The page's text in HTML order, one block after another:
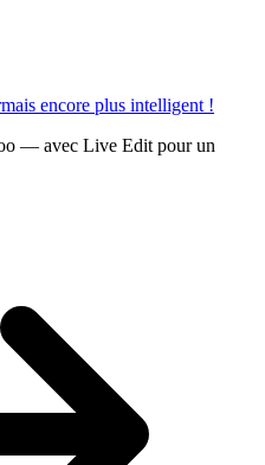
encore plus intelligent !
— avec Live Edit pour un